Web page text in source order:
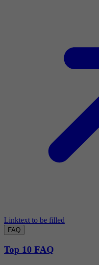
Linktext to be filled
FAQ
Top 10 FAQ